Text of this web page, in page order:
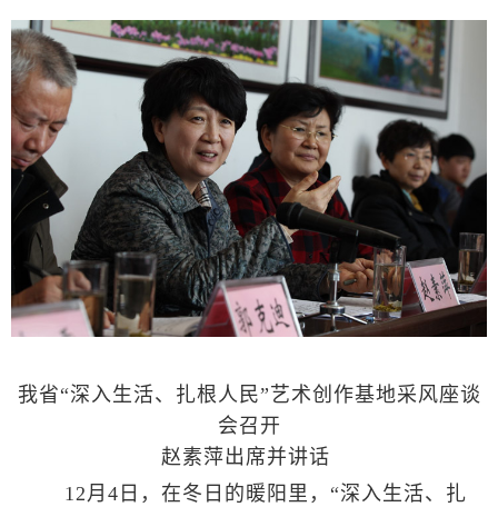
我省“深入生活、扎根人民”艺术创作基地采风座谈
会召开
赵素萍出席并讲话
12月4日，在冬日的暖阳里，“深入生活、扎